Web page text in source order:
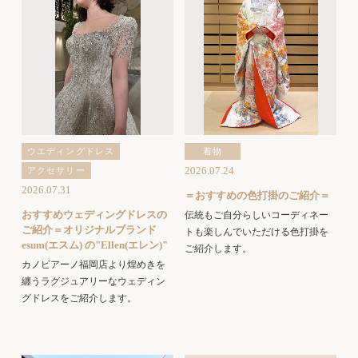
ウエディングドレス
アクセサリー
2026.07.31
おすすめウェディングドレスの
ご紹介＝オリジナルブランド
esum(エスム) の"Ellen(エレン)"
カノビアーノ福岡店より煌めきを
纏うラグジュアリーなウェディン
グドレスをご紹介します。
着物
2026.07.24
＝おすすめの色打掛のご紹介＝
伝統もご自分らしいコーディネー
トも楽しんでいただける色打掛を
ご紹介します。